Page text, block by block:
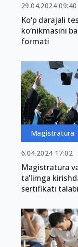
29.04.2024 09:40
Ko‘p darajali
ko‘nikmasini
formati
Magistratura
6.04.2024 17:02
Magistratura
ta’limga
sertifikati